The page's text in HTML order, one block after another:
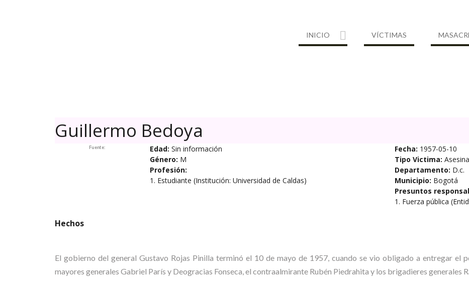
INICIO VÍCTIMAS
Guillermo Bedoya
Fuente: Edad: Sin información
Género: M
Profesión:
1. Estudiante (Institución: Universidad de Caldas)
Fecha: 1957-05-10
Tipo Victima:
Departamento: D.c.
Municipio: Bogotá
Presuntos
1. Fuerza pública
Hechos
El gobierno del general Gustavo Rojas Pinilla terminó el 10 de mayo de 1957, cuando se vio obligado a entregar el
mayores generales Gabriel París y Deogracias Fonseca, el contraalmirante Rubén Piedrahita y los brigadieres generales